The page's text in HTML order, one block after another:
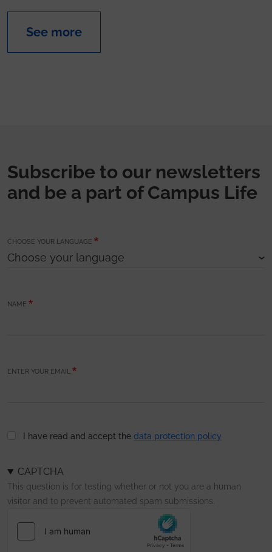
See more
Subscribe to our newsletters
and be a part of Campus Life
CHOOSE YOUR LANGUAGE
NAME
ENTER YOUR EMAIL
I have read and accept the data protection policy
CAPTCHA
This question is for testing whether or not you are a human
visitor and to prevent automated spam submissions.